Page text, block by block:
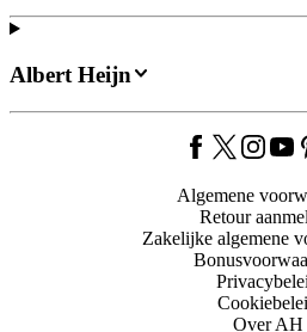
Albert Heijn
Algemene
Retour
Zakelijke algemene
Over AH